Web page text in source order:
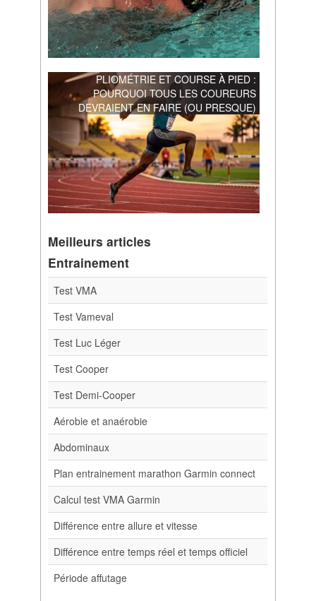
PLIOMÉTRIE ET COURSE À PIED :
POURQUOI TOUS LES COUREURS
DEVRAIENT EN FAIRE (OU PRESQUE)
Meilleurs articles
Entrainement
Test VMA
Test Vameval
Test Luc Léger
Test Cooper
Test Demi-Cooper
Aérobie et anaérobie
Abdominaux
Plan entrainement marathon Garmin connect
Calcul test VMA Garmin
Différence entre allure et vitesse
Différence entre temps réel et temps officiel
Période affutage